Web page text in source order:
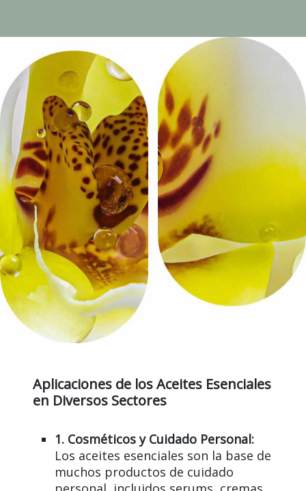
Aplicaciones de los Aceites Esenciales
en Diversos Sectores
1. Cosméticos y Cuidado Personal:
Los aceites esenciales son la base de
muchos productos de cuidado